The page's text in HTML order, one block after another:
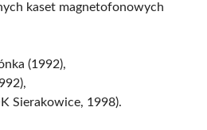
kaset magnetofonowych
(1992),
Sierakowice, 1998).